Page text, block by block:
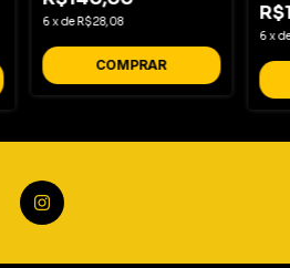
6xdeR$28,08
COMPRAR
6x